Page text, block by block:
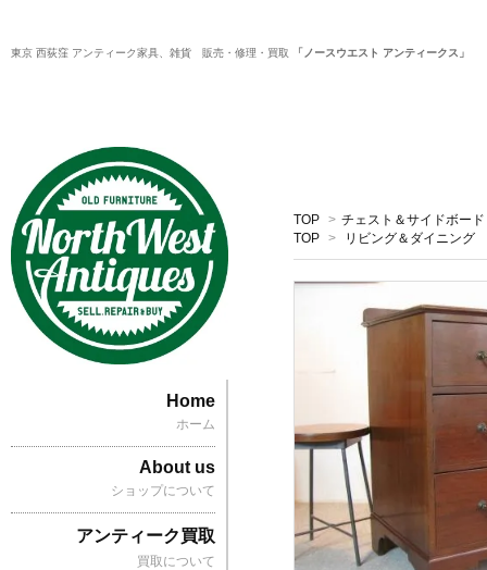
東京 西荻窪 アンティーク家具、雑貨 販売・修理・買取 「ノースウエスト アンティークス」
TOP > チェスト＆サイドボー
TOP > リビング＆ダイニング
Home
ホーム
About us
ショップについて
アンティーク買取
買取について